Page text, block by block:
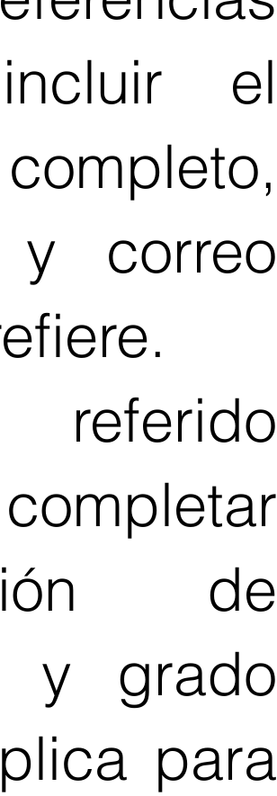
el
y correo
de
y grado
para